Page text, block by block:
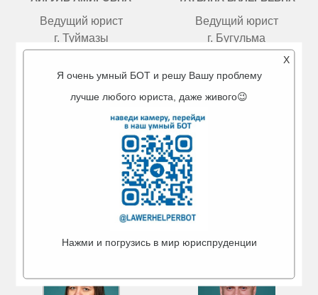
Ведущий юрист
г. Туймазы
Ведущий юрист
г. Бугульма
МАКСИМ РУСЛАНОВИЧ
Ведущий юрист
АЛЕВТИНА ПАВЛОВНА
Ведущий юрист
X
Я очень умный БОТ и решу Вашу проблему
лучше любого юриста, даже живого😉
Нажми и погрузись в мир юриспруденции